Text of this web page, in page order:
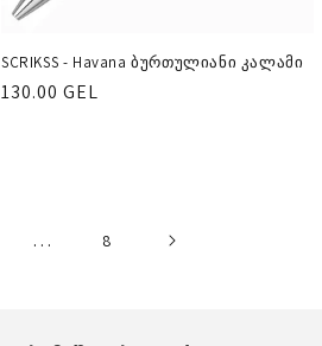
SCRIKSS - Havana ბურთულიანი კალამი
რეგულარული
130.00 GEL
… 8